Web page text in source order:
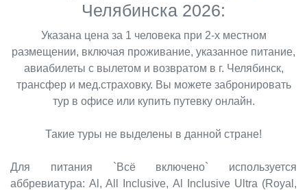
Челябинска 2026:
Указана цена за 1 человека при 2-х местном
размещении, включая проживание, указанное питание,
авиабилеты с вылетом и возвратом в г. Челябинск,
трансфер и мед.страховку. Вы можете забронировать
тур в офисе или купить путевку онлайн.
Такие туры не выделены в данной стране!
Для питания `Всё включено` используется
аббревиатура: Al, All Inclusive, Al Inclusive Ultra (Royal,